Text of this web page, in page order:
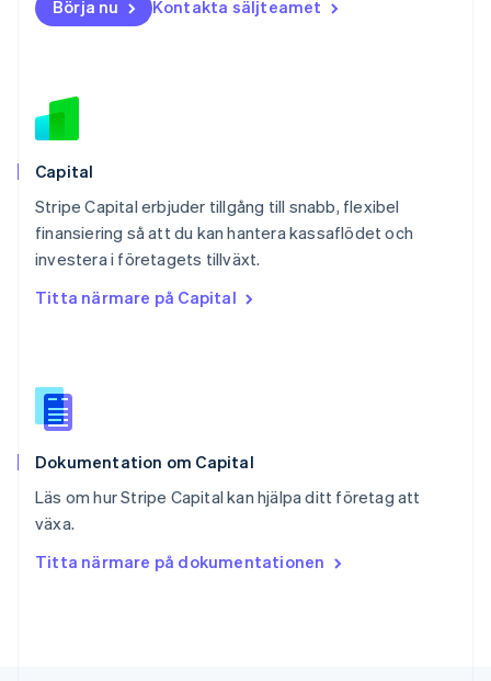
Börja nu Kontakta säljteamet
Capital
Stripe Capital erbjuder tillgång till snabb, flexibel
finansiering så att du kan hantera kassaflödet och
investera i företagets tillväxt.
Titta närmare på Capital
Dokumentation om Capital
Läs om hur Stripe Capital kan hjälpa ditt företag att
växa.
Titta närmare på dokumentationen
Nya Zeeland
Portugal
Rumänien
English
DeutschFrançaisItalianoEnglish
Singapore
English简体中文
English
Español
Storbritannien
Sverige
Thailand
ไทย
English